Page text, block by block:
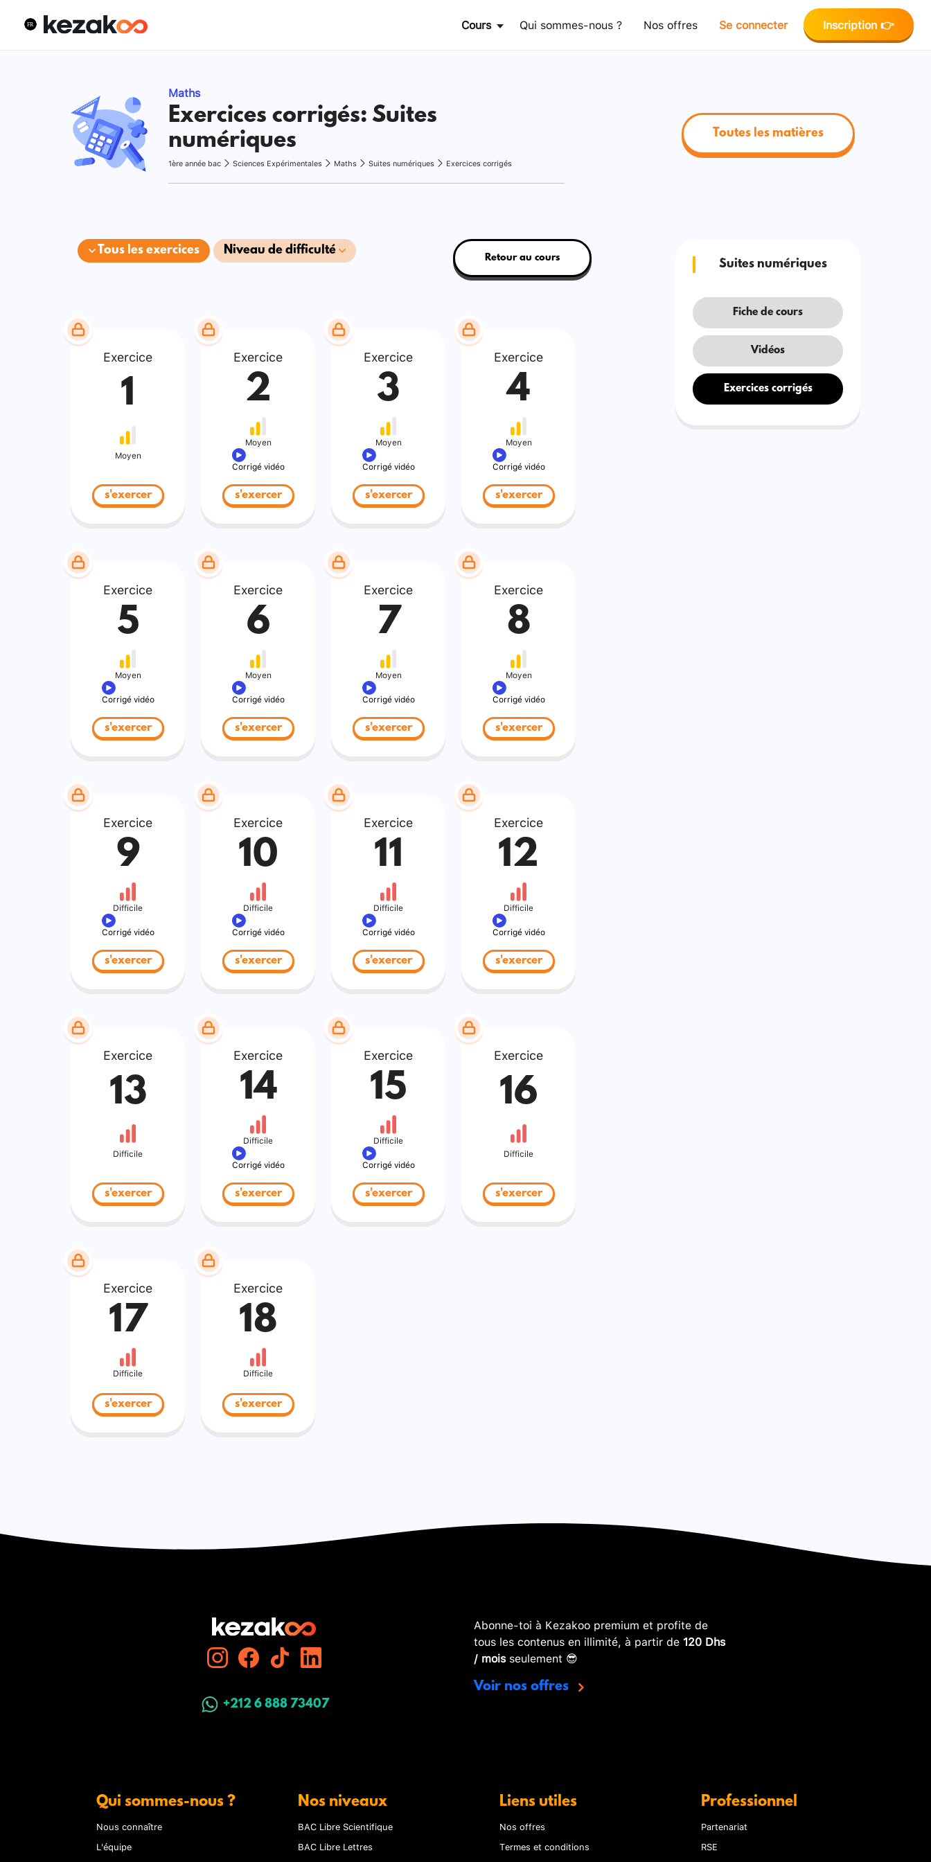
Cours Qui sommes-nous ? Nos offres Se connecter Inscription 👉
Maths
Exercices corrigés: Suites
numériques
1ère année bac Sciences Expérimentales Maths Suites numériques Exercices corrigés
Toutes les matières
Tous les exercices Niveau de difficulté
Retour au cours
Exercice
1
Moyen
s'exercer
Exercice
2
Moyen
Corrigé vidéo
s'exercer
Exercice
3
Moyen
Corrigé vidéo
s'exercer
Exercice
4
Moyen
Corrigé vidéo
s'exercer
Exercice
5
Moyen
Corrigé vidéo
s'exercer
Exercice
6
Moyen
Corrigé vidéo
s'exercer
Exercice
7
Moyen
Corrigé vidéo
s'exercer
Exercice
8
Moyen
Corrigé vidéo
s'exercer
Exercice
9
Difficile
Corrigé vidéo
s'exercer
Exercice
10
Difficile
Corrigé vidéo
s'exercer
Exercice
11
Difficile
Corrigé vidéo
s'exercer
Exercice
12
Difficile
Corrigé vidéo
s'exercer
Exercice
13
Difficile
s'exercer
Exercice
14
Difficile
Corrigé vidéo
s'exercer
Exercice
15
Difficile
Corrigé vidéo
s'exercer
Exercice
16
Difficile
s'exercer
Exercice
17
Difficile
s'exercer
Exercice
18
Difficile
s'exercer
Suites numériques
Fiche de cours
Vidéos
Exercices corrigés
+212 6 888 73407
Abonne-toi à Kezakoo premium et profite de
tous les contenus en illimité, à partir de 120 Dhs
/ moisseulement 😎
Voir nos offres
Qui sommes-nous ?
Nous connaître
L'équipe
Nos niveaux
BAC Libre Scientifique
BAC Libre Lettres
Liens utiles
Nos offres
Termes et conditions
Professionnel
Partenariat
RSE